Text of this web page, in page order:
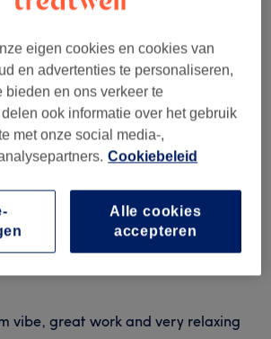
Filter op beoordeling
onze klanten, zodat je weet wat je
bij elke salon.
vibe, great work and very relaxing
eigen cookies en cookies van
en advertenties te personaliseren,
bieden en ons verkeer te
ook informatie over het gebruik
met onze social media-,
Cookiebeleid
Alle cookies
accepteren